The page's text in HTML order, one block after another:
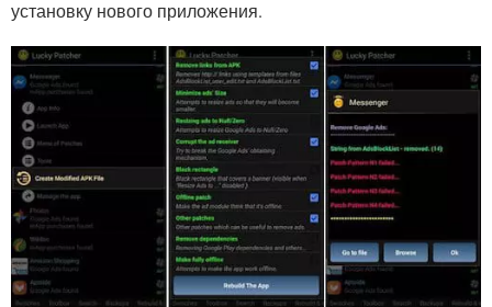
установку нового приложения.